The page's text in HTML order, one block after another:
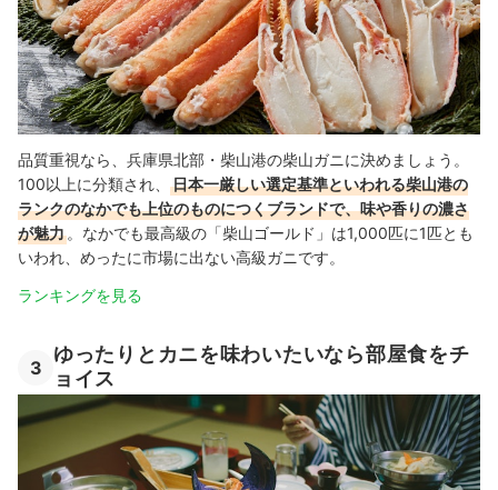
品質重視なら、兵庫県北部・柴山港の柴山ガニに決めましょう。
100以上に分類され、
日本一厳しい選定基準といわれる柴山港の
ランクのなかでも上位のものにつくブランドで、味や香りの濃さ
が魅力 。なかでも最高級の「柴山ゴールド」は1,000匹に1匹とも
いわれ、めったに市場に出ない高級ガニです。
ランキングを見る
3
ゆったりとカニを味わいたいなら部屋食をチ
ョイス